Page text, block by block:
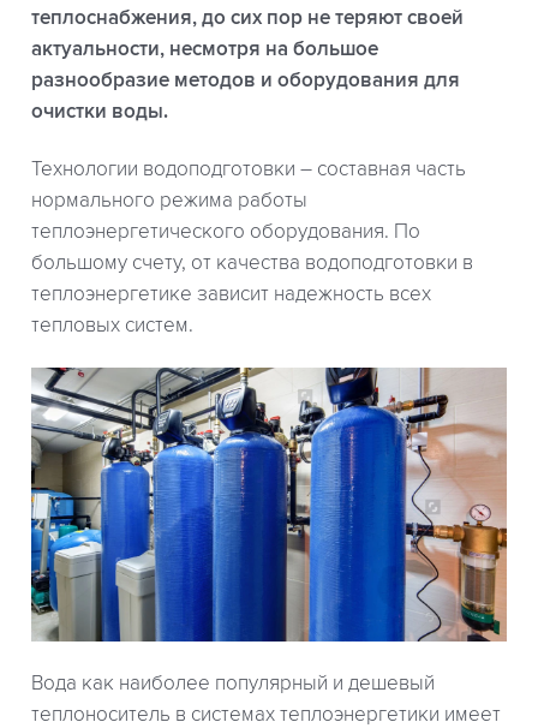
теплоснабжения, до сих пор не теряют своей
актуальности, несмотря на большое
разнообразие методов и оборудования для
очистки воды.
Технологии водоподготовки – составная часть
нормального режима работы
теплоэнергетического оборудования. По
большому счету, от качества водоподготовки в
теплоэнергетике зависит надежность всех
тепловых систем.
Вода как наиболее популярный и дешевый
теплоноситель в системах теплоэнергетики имеет